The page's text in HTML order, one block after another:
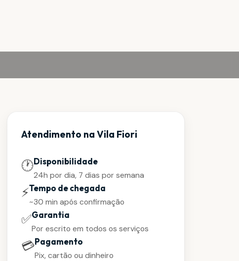
Atendimento na Vila Fiori
🕐Disponibilidade
24h por dia, 7 dias por semana
⚡Tempo de chegada
~30 min após confirmação
✅Garantia
Por escrito em todos os serviços
💳Pagamento
Pix, cartão ou dinheiro